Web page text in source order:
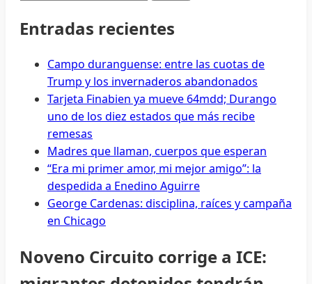
Entradas recientes
Campo duranguense: entre las cuotas de
Trump y los invernaderos abandonados
Tarjeta Finabien ya mueve 64mdd; Durango
uno de los diez estados que más recibe
remesas
Madres que llaman, cuerpos que esperan
“Era mi primer amor, mi mejor amigo”: la
despedida a Enedino Aguirre
George Cardenas: disciplina, raíces y campaña
en Chicago
Noveno Circuito corrige a ICE: